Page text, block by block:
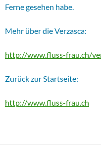
Ferne gesehen habe.
Mehr über die Verzasca:
http://www.fluss-frau.ch/
Zurück zur Startseite:
http://www.fluss-frau.ch